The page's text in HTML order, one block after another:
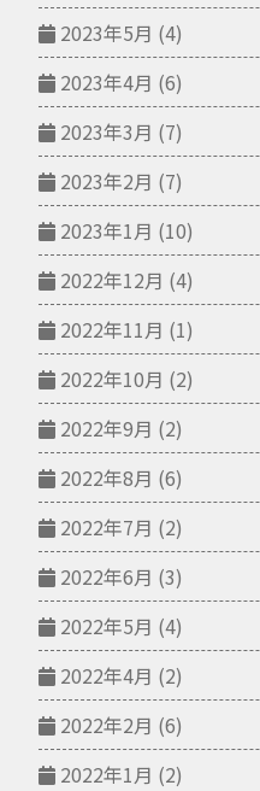
2023年5月 (4)
2023年4月 (6)
2023年3月 (7)
2023年2月 (7)
2023年1月 (10)
2022年12月 (4)
2022年11月 (1)
2022年10月 (2)
2022年9月 (2)
2022年8月 (6)
2022年7月 (2)
2022年6月 (3)
2022年5月 (4)
2022年4月 (2)
2022年2月 (6)
2022年1月 (2)